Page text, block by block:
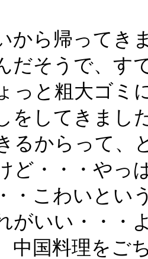
から帰ってき
だそうで、す
っと粗大ゴミ
をしてきまし
るからって、
ど・・・やっ
・こわいとい
がいい・・・
中国料理をご